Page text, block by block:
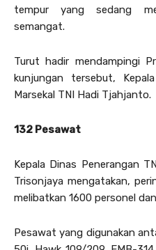
tempur yang sedang
semangat.
Turut hadir mendampingi
kunjungan tersebut,
Marsekal TNI Hadi Tjahjanto.
132 Pesawat
Kepala Dinas Penerangan
Trisonjaya mengatakan,
melibatkan 1600 personel
Pesawat yang digunakan